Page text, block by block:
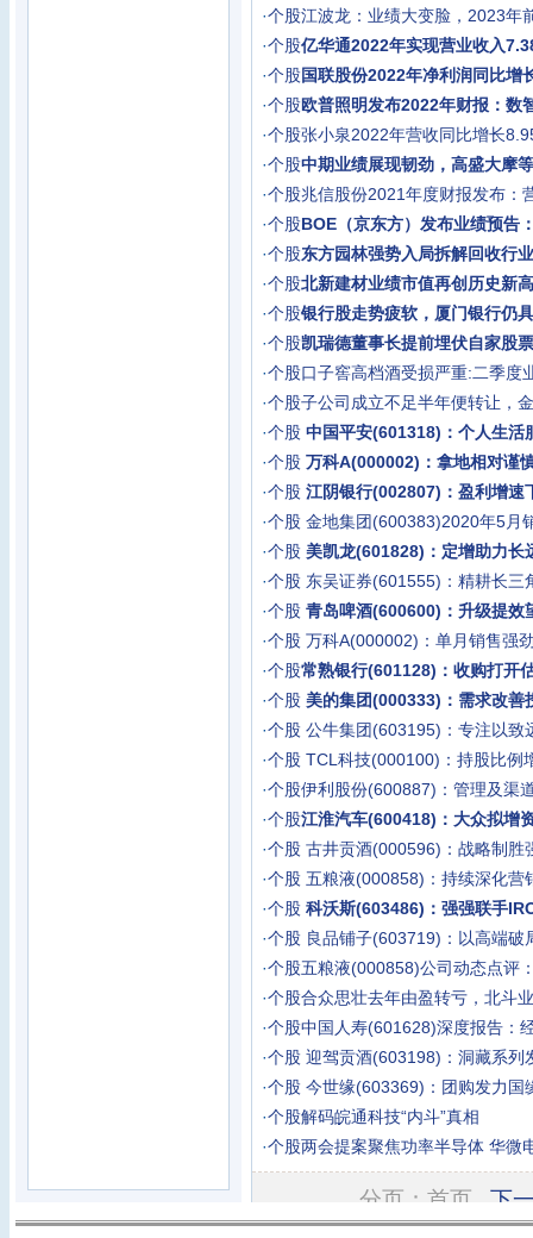
·个股江波龙：业绩大变脸，2023年
·个股亿华通2022年实现营业收入
·个股国联股份2022年净利润同比增
·个股欧普照明发布2022年财报：数
·个股张小泉2022年营收同比增长
·个股中期业绩展现韧劲，高盛大摩
·个股兆信股份2021年度财报发布：
·个股BOE（京东方）发布业绩预告
·个股东方园林强势入局拆解回收行
·个股北新建材业绩市值再创历史新高
·个股银行股走势疲软，厦门银行仍
·个股凯瑞德董事长提前埋伏自家股
·个股口子窖高档酒受损严重:二季度
·个股子公司成立不足半年便转让，
·个股中国平安(601318)：个人生活
·个股万科A(000002)：拿地相对谨
·个股江阴银行(002807)：盈利增速
·个股金地集团(600383)2020年5月
·个股美凯龙(601828)：定增助力长
·个股东吴证券(601555)：精耕长三
·个股青岛啤酒(600600)：升级提效
·个股万科A(000002)：单月销售强
·个股常熟银行(601128)：收购打开
·个股美的集团(000333)：需求改善
·个股公牛集团(603195)：专注以致
·个股TCL科技(000100)：持股比例
·个股伊利股份(600887)：管理及渠
·个股江淮汽车(600418)：大众拟增
·个股古井贡酒(000596)：战略制胜
·个股五粮液(000858)：持续深化营
·个股科沃斯(603486)：强强联手
·个股良品铺子(603719)：以高端破
·个股五粮液(000858)公司动态点评
·个股合众思壮去年由盈转亏，北斗
·个股中国人寿(601628)深度报告：
·个股迎驾贡酒(603198)：洞藏系列
·个股今世缘(603369)：团购发力国
·个股解码皖通科技“内斗”真相
·个股两会提案聚焦功率半导体 华微
分页：首页 下